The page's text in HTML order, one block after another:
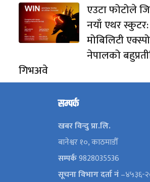
एउटा फोटोले
नयाँ एथर
मोबिलिटी
नेपालको
गिभअवे
सम्पर्क
खबर विन्दु प्रा.लि.
बानेश्वर १०, काठमाडौँ
सम्पर्क9828035536
सूचना विभाग दर्ता नं–४५३६-